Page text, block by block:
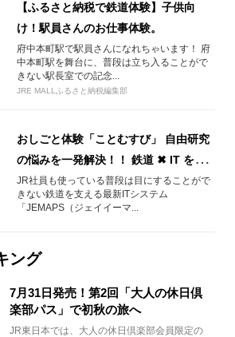
【ふるさと納税で鉄道体験】子供向
け！駅員さんのお仕事体験。
府中本町駅で駅員さんになれちゃいます！ 府
中本町駅を舞台に、普段は立ち入ることがで
きない駅長室での記念...
JRE MALLふるさと納税編集部
おしごと体験「ことむすび」 自由研究
の悩みを一発解決！！ 鉄道 ✖ IT を親
子で楽しく学ぼう！
JR社員も使っている普段は目にすることがで
きない鉄道を支える最新ITシステム
「JEMAPS（ジェイイーマ...
ング
7月31日発売！第2回「大人の休日倶
楽部パス」で初秋の旅へ
JR東日本では、大人の休日倶楽部会員限定の